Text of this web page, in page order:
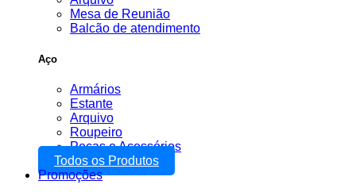
Mesa de Reunião
Balcão de atendimento
Aço
Armários
Estante
Arquivo
Roupeiro
Peças e Acessórios
Todos os Produtos
Promoções